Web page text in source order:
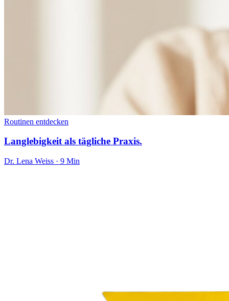
Routinen entdecken
Langlebigkeit als tägliche Praxis.
Dr. Lena Weiss · 9 Min